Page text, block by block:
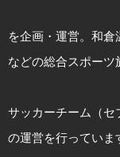
を企画・運営。和
などの総合スポーツ
サッカーチーム（セ
の運営を行っていま